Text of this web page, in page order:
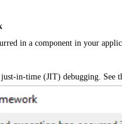
in a component in your
in-time (JIT) debugging. See